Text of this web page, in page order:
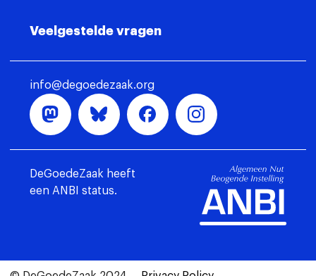
Veelgestelde vragen
info@degoedezaak.org
DeGoedeZaak heeft
een ANBI status.